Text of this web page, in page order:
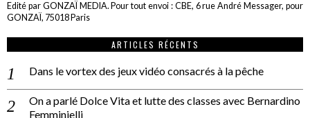
Edité par GONZAÏ MEDIA. Pour tout envoi : CBE, 6 rue André Messager, pour
GONZAÏ, 75018 Paris
ARTICLES RÉCENTS
Dans le vortex des jeux vidéo consacrés à la pêche
On a parlé Dolce Vita et lutte des classes avec Bernardino
Femminielli